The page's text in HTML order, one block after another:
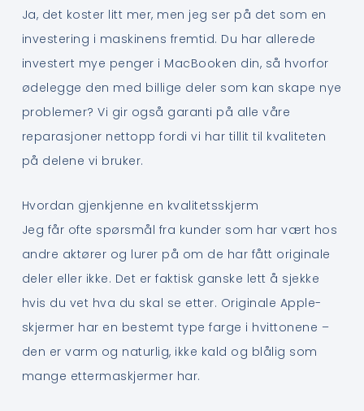
Ja, det koster litt mer, men jeg ser på det som en
investering i maskinens fremtid. Du har allerede
investert mye penger i MacBooken din, så hvorfor
ødelegge den med billige deler som kan skape nye
problemer? Vi gir også garanti på alle våre
reparasjoner nettopp fordi vi har tillit til kvaliteten
på delene vi bruker.
Hvordan gjenkjenne en kvalitetsskjerm
Jeg får ofte spørsmål fra kunder som har vært hos
andre aktører og lurer på om de har fått originale
deler eller ikke. Det er faktisk ganske lett å sjekke
hvis du vet hva du skal se etter. Originale Apple-
skjermer har en bestemt type farge i hvittonene –
den er varm og naturlig, ikke kald og blålig som
mange ettermaskjermer har.